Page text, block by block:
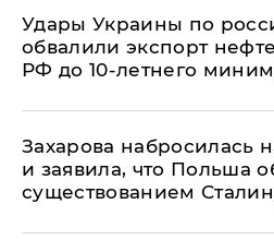
Удары Украины по
обвалили экспорт
РФ до 10-летнего
​Захарова набросилась
и заявила, что Польша
существованием